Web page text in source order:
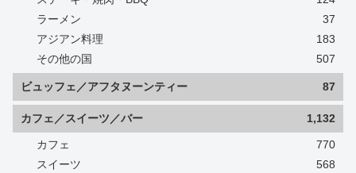
ラーメン
37
アジアン料理
183
その他の国
507
ビュッフェ／アフタヌーンティー 87
カフェ／スイーツ／バー 1,132
カフェ
770
スイーツ
568